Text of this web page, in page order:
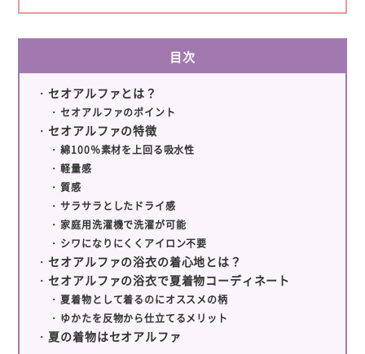
目次
セオアルファとは？
セオアルファのポイント
セオアルファの特徴
綿100％素材を上回る吸水性
軽量感
質感
サラサラとしたドライ感
家庭用洗濯機で洗濯が可能
シワになりにくくアイロン不要
セオアルファの浴衣の着心地とは？
セオアルファの浴衣で夏着物コーディネート
夏着物として着るのにオススメの柄
ゆかたを反物から仕立てるメリット
夏の着物はセオアルファ